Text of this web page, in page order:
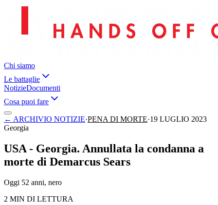
Chi siamo
Le battaglie
NotizieDocumenti
Cosa puoi fare
← ARCHIVIO NOTIZIE·PENA DI MORTE·19 LUGLIO 2023
Georgia
USA - Georgia. Annullata la condanna a
morte di Demarcus Sears
Oggi 52 anni, nero
2 MIN DI LETTURA